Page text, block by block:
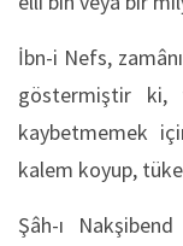
İbn-i Nefs,
göstermiştir ki,
kaybetmemek
kalem koyup,
Şâh-ı